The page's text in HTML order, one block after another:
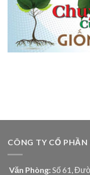
CÔNG TY CỔ
Văn Phòng: Số 61,